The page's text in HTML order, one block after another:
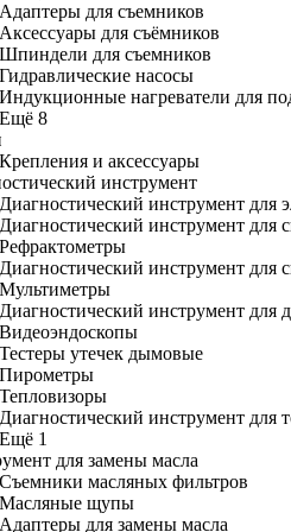
Адаптеры для съемников
Аксессуары для съёмников
Шпиндели для съемников
Гидравлические насосы
Индукционные нагреватели для
Ещё 8
Крепления и аксессуары
инструмент
Диагностический инструмент для
Диагностический инструмент для
Рефрактометры
Диагностический инструмент для
Мультиметры
Диагностический инструмент для
Видеоэндоскопы
Тестеры утечек дымовые
Пирометры
Тепловизоры
Диагностический инструмент для
Ещё 1
для замены масла
Съемники масляных фильтров
Масляные щупы
Адаптеры для замены масла